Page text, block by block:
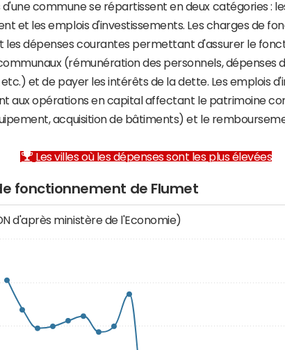
d'une commune se répartissent en deux catégories :
et les emplois d'investissements. Les charges de
les dépenses courantes permettant d'assurer le
(rémunération des personnels, dépenses
et de payer les intérêts de la dette. Les emplois
aux opérations en capital affectant le patrimoine
acquisition de bâtiments) et le
Les villes où les dépenses sont les plus élevées
fonctionnement de Flumet
d'après ministère de l'Economie)